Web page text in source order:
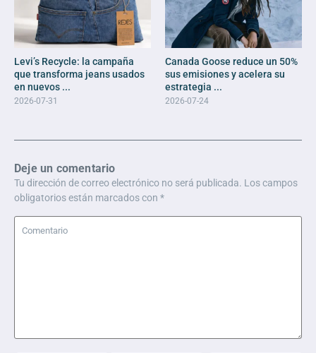
Levi’s Recycle: la campaña
que transforma jeans usados
en nuevos ...
2026-07-31
Canada Goose reduce un 50%
sus emisiones y acelera su
estrategia ...
2026-07-24
Deje un comentario
Tu dirección de correo electrónico no será publicada. Los campos
obligatorios están marcados con *